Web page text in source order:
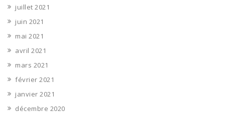
juillet 2021
juin 2021
mai 2021
avril 2021
mars 2021
février 2021
janvier 2021
décembre 2020